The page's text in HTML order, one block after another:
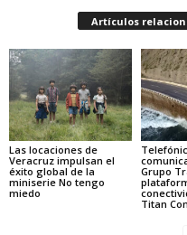
Artículos
Las locaciones de
Veracruz impulsan el
éxito global de la
miniserie No tengo
miedo
Grupo
Titan